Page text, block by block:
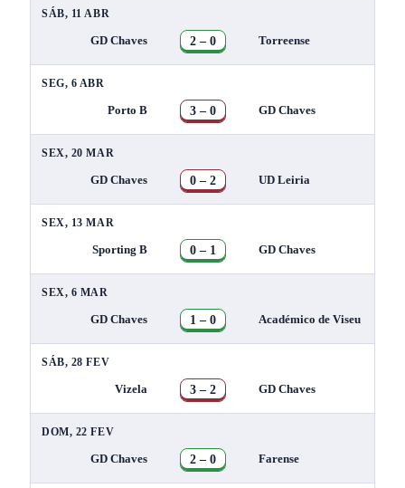
SÁB, 11 ABR
GD Chaves 2 – 0 Torreense
SEG, 6 ABR
Porto B 3 – 0 GD Chaves
SEX, 20 MAR
GD Chaves 0 – 2 UD Leiria
SEX, 13 MAR
Sporting B 0 – 1 GD Chaves
SEX, 6 MAR
GD Chaves 1 – 0 Académico de Viseu
SÁB, 28 FEV
Vizela 3 – 2 GD Chaves
DOM, 22 FEV
GD Chaves 2 – 0 Farense